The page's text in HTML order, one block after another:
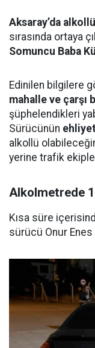
Aksaray’da
sırasında ortaya
Somuncu Baba
Edinilen bilgilere
mahalle ve çarşı
şüphelendikleri
Sürücünün
alkollü
yerine trafik
Alkolmetrede
Kısa süre
sürücü Onur Enes